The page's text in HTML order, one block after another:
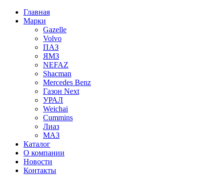
Главная
Марки
Gazelle
Volvo
ПАЗ
ЯМЗ
NEFAZ
Shacman
Mercedes Benz
Газон Next
УРАЛ
Weichai
Cummins
Лиаз
МАЗ
Каталог
О компании
Новости
Контакты